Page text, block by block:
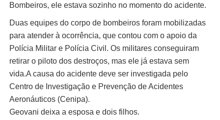
Bombeiros, ele estava sozinho no momento do acidente.
Duas equipes do corpo de bombeiros foram mobilizadas
para atender à ocorrência, que contou com o apoio da
Polícia Militar e Polícia Civil. Os militares conseguiram
retirar o piloto dos destroços, mas ele já estava sem
vida.A causa do acidente deve ser investigada pelo
Centro de Investigação e Prevenção de Acidentes
Aeronáuticos (Cenipa).
Geovani deixa a esposa e dois filhos.